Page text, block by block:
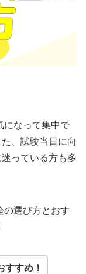
になって集中で
、試験当日に向
っている方も多
の選び方とおす
すすめ！